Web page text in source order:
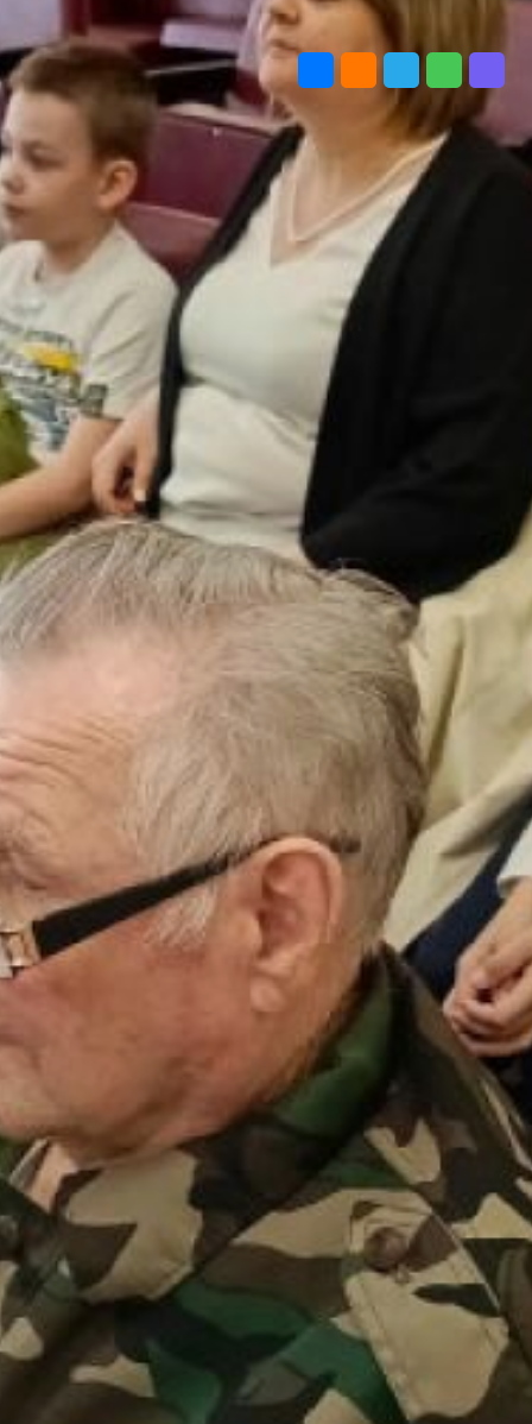
Федерации Владимира Путина
объявлен Годом семьи, потому
и вечер встречи с авторами
книг был посвящен семейным
ценностям.
На мероприятии присутствовали
жители дома ветеранов
и учащиеся хабаровской
гимназии №4. С участниками
творческого вечера зрителей
познакомила Лидия
Александровна Парфенова —
председатель по культурно-
массовой работе городского
Совета ветеранов.
В нашей стране огромную
помощь в передаче основных
смыслов, даже можно сказать,
национальной идеи от поколения
к поколению всегда оказывала
литература. Дмитрий
Вениаминович Бабушкин,
ветеран УМВД, открыл
творческую встречу тем,
что специально для юных
читателей прочитал несколько
своих стихотворений,
написанных для собственных
внуков. Продолжил детскую
тематику Александр
О своих книгах рассказал
Виталий Давыдович Краснер.
Заодно участники встречи
познакомились с еще одним
увлечением автора — Виталий
Давыдович известный
художник, на электронном
экране демонстрировались его
картины.
Запомнилась своими стихами
зрителям хабаровская поэтесса
Ирина Александровна Комар,
Политыкина украсила вечер
исполнением авторской песни
«Пляска».
географического общества
Александр Михайлович Филонов
познакомил не только со своими
книгами, но и рассказал о том,
как они были написаны, а также
о том, какие его произведения
планируются к публикации.
Завершила творческую встречу
своим авторским
произведением жительница
Дома ветеранов Тамара
Ивановна Чупринская.
В дар библиотеке Дома
ветеранов хабаровские
ПОДЕЛИТЬСЯ